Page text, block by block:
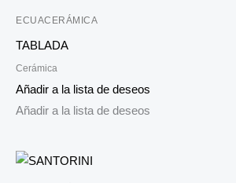
ECUACERÁMICA
TABLADA
Cerámica
Añadir a la lista de deseos
Añadir a la lista de deseos